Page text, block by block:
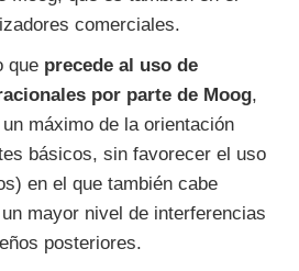
comerciales.
que precede al uso de
por parte de Moog,
máximo de la orientación
básicos, sin favorecer el uso
en el que también cabe
mayor nivel de interferencias
posteriores.